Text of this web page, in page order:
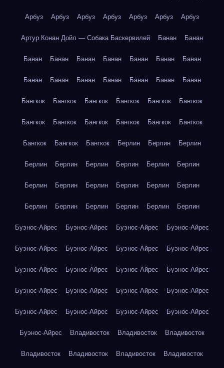
Арбуз Арбуз Арбуз Арбуз Арбуз Арбуз Арбуз
Артур Конан Дойл — Собака Баскервилей Банан Банан
Банан Банан Банан Банан Банан Банан Банан
Банан Банан Банан Банан Банан Банан Банан
Бангкок Бангкок Бангкок Бангкок Бангкок Бангкок
Бангкок Бангкок Бангкок Бангкок Бангкок Бангкок
Бангкок Бангкок Бангкок Берлин Берлин Берлин
Берлин Берлин Берлин Берлин Берлин Берлин
Берлин Берлин Берлин Берлин Берлин Берлин
Берлин Берлин Берлин Берлин Берлин Берлин
Буэнос-Айрес Буэнос-Айрес Буэнос-Айрес Буэнос-Айрес
Буэнос-Айрес Буэнос-Айрес Буэнос-Айрес Буэнос-Айрес
Буэнос-Айрес Буэнос-Айрес Буэнос-Айрес Буэнос-Айрес
Буэнос-Айрес Буэнос-Айрес Буэнос-Айрес Буэнос-Айрес
Буэнос-Айрес Буэнос-Айрес Буэнос-Айрес Буэнос-Айрес
Буэнос-Айрес Владивосток Владивосток Владивосток
Владивосток Владивосток Владивосток Владивосток